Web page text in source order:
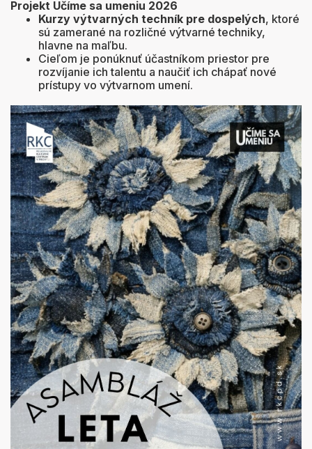
Projekt Učíme sa umeniu 2026
Kurzy výtvarných techník pre dospelých, ktoré
sú zamerané na rozličné výtvarné techniky,
hlavne na maľbu.
Cieľom je ponúknuť účastníkom priestor pre
rozvíjanie ich talentu a naučiť ich chápať nové
prístupy vo výtvarnom umení.